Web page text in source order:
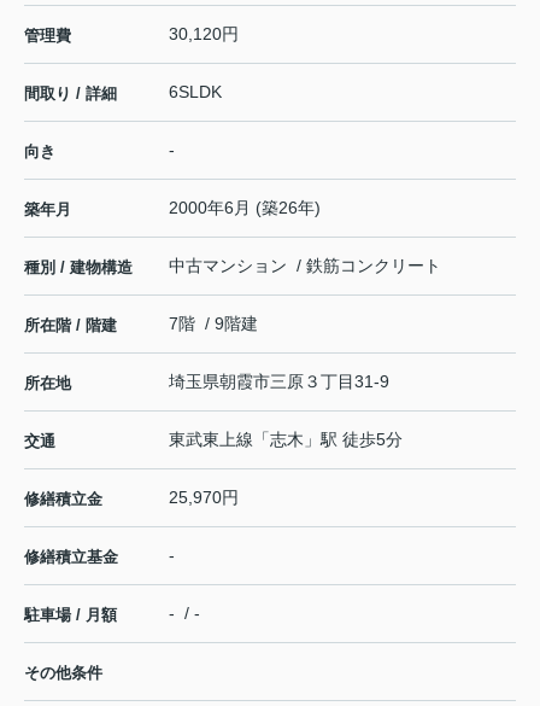
管理費 30,120円
間取り / 詳細 6SLDK
向き -
築年月 2000年6月 (築26年)
種別 / 建物構造 中古マンション / 鉄筋コンクリート
所在階 / 階建 7階 / 9階建
所在地 埼玉県朝霞市三原３丁目31-9
交通 東武東上線 「志木 」駅 徒歩5分
修繕積立金 25,970円
修繕積立基金 -
駐車場 / 月額 - / -
その他条件